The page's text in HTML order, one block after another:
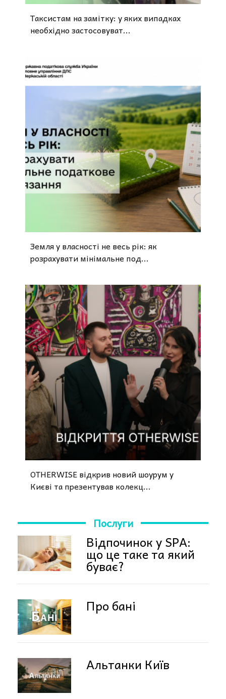
Таксистам на замітку: у яких випадках
необхідно застосовуват...
Земля у власності не весь рік: як
розрахувати мінімальне под...
OTHERWISE відкрив новий шоурум у
Києві та презентував колекц...
Послуги
Відпочинок у SPA:
що це таке та який
буває?
Про бані
Альтанки Київ